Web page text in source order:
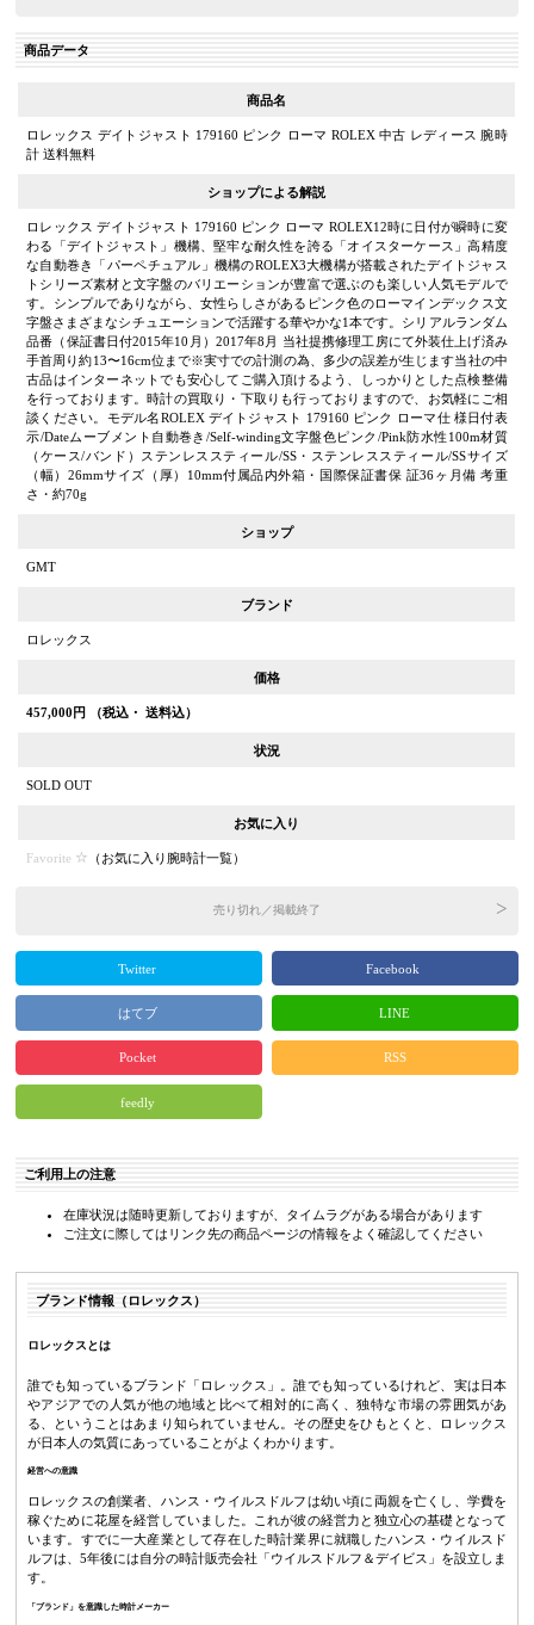
商品データ
商品名
ロレックス デイトジャスト 179160 ピンク ローマ ROLEX 中古 レディース 腕時
計 送料無料
ショップによる解説
ロレックス デイトジャスト 179160 ピンク ローマ ROLEX12時に日付が瞬時に変
わる「デイトジャスト」機構、堅牢な耐久性を誇る「オイスターケース」高精度
な自動巻き「パーペチュアル」機構のROLEX3大機構が搭載されたデイトジャス
トシリーズ素材と文字盤のバリエーションが豊富で選ぶのも楽しい人気モデルで
す。シンプルでありながら、女性らしさがあるピンク色のローマインデックス文
字盤さまざまなシチュエーションで活躍する華やかな1本です。シリアルランダム
品番（保証書日付2015年10月）2017年8月 当社提携修理工房にて外装仕上げ済み
手首周り約13〜16cm位まで※実寸での計測の為、多少の誤差が生じます当社の中
古品はインターネットでも安心してご購入頂けるよう、しっかりとした点検整備
を行っております。時計の買取り・下取りも行っておりますので、お気軽にご相
談ください。モデル名ROLEX デイトジャスト 179160 ピンク ローマ仕 様日付表
示/Dateムーブメント自動巻き/Self-winding文字盤色ピンク/Pink防水性100m材質
（ケース/バンド）ステンレススティール/SS・ステンレススティール/SSサイズ
（幅）26mmサイズ（厚）10mm付属品内外箱・国際保証書保 証36ヶ月備 考重
さ・約70g
ショップ
GMT
ブランド
ロレックス
価格
457,000 円 （税込・ 送料込）
状況
SOLD OUT
お気に入り
Favorite （お気に入り腕時計一覧）
売り切れ／掲載終了
Twitter Facebook
はてブ LINE
Pocket RSS
feedly
ご利用上の注意
在庫状況は随時更新しておりますが、タイムラグがある場合があります
ご注文に際してはリンク先の商品ページの情報をよく確認してください
ブランド情報（ロレックス）
ロレックスとは
誰でも知っているブランド「ロレックス」。誰でも知っているけれど、実は日本
やアジアでの人気が他の地域と比べて相対的に高く、独特な市場の雰囲気があ
る、ということはあまり知られていません。その歴史をひもとくと、ロレックス
が日本人の気質にあっていることがよくわかります。
経営への意識
ロレックスの創業者、ハンス・ウイルスドルフは幼い頃に両親を亡くし、学費を
稼ぐために花屋を経営していました。これが彼の経営力と独立心の基礎となって
います。すでに一大産業として存在した時計業界に就職したハンス・ウイルスド
ルフは、5年後には自分の時計販売会社「ウイルスドルフ＆デイビス」を設立しま
す。
「ブランド」を意識した時計メーカー